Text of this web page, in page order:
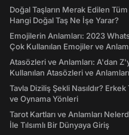
Doğal Taşların Merak Edilen
Hangi Doğal Taş Ne İşe Yarar?
Emojilerin Anlamları: 2023
Çok Kullanılan Emojiler ve
Atasözleri ve Anlamları: A'dan
Kullanılan Atasözleri ve Anlamları
Tavla Diziliş Şekli Nasıldır? Erkek
ve Oynama Yönleri
Tarot Kartları ve Anlamları
İle Tılsımlı Bir Dünyaya Giriş